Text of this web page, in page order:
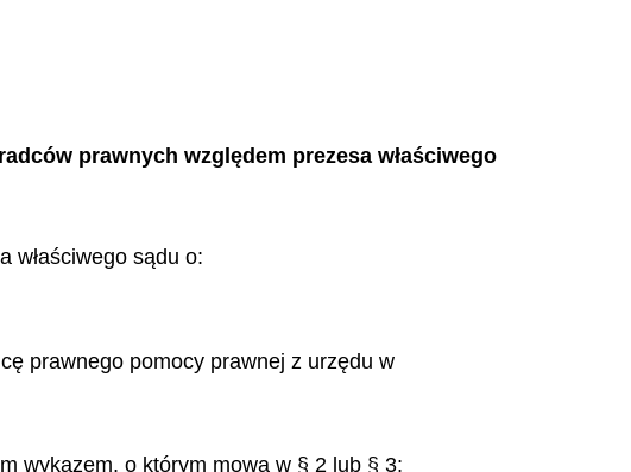
prawnych względem prezesa właściwego
właściwego sądu o:
prawnego pomocy prawnej z urzędu w
wykazem, o którym mowa w § 2 lub § 3;